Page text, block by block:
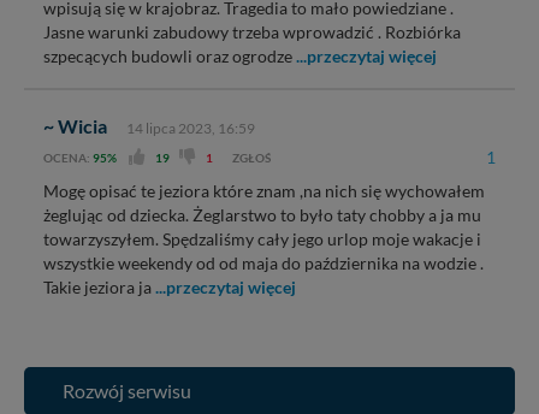
wpisują się w krajobraz. Tragedia to mało powiedziane .
Jasne warunki zabudowy trzeba wprowadzić . Rozbiórka
szpecących budowli oraz ogrodze...przeczytaj więcej
~ Wicia 14 lipca 2023, 16:59
OCENA: 95% 19 1 ZGŁOŚ 1
Mogę opisać te jeziora które znam ,na nich się wychowałem
żeglując od dziecka. Żeglarstwo to było taty chobby a ja mu
towarzyszyłem. Spędzaliśmy cały jego urlop moje wakacje i
wszystkie weekendy od od maja do października na wodzie .
Takie jeziora ja...przeczytaj więcej
Rozwój serwisu
Wiejska 17, 11-500 Giżycko. Możesz z nami
skontaktować się za pośrednictwem tejstrony.
danych, zażądać ich poprawienia lub usunięcia,
zabronić ich przetwarzania. Pamiętaj jednak, że nie
zawsze jest możliwe techniczne zrealizowanie Twoich
praw w odniesieniu do informacji zawartych w plikach
cookies. Twoja przeglądarka umożliwia Ci skasowanie
tych plików - w pewnych przypadkach nie możemy tego
zrobić za Ciebie.